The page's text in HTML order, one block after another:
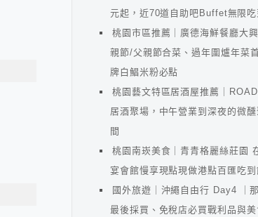
元起，近70道自助吧Buffet無限吃
桃園市區推薦｜廣德海鮮餐廳大
親節/父親節合菜、過年圍爐年菜
牌白鯧米粉必點
桃園藝文特區居酒屋推薦｜
居酒聚場，中午營業到深夜的微醺
間
桃園南崁美食｜青青格麗絲莊園
宴會館慢享現點現做港點百匯吃到
國外旅遊｜沖繩自由行 Day4 ｜
最後採買、免稅店必買戰利品與美